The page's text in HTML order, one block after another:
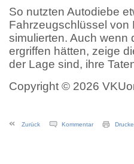
So nutzten Autodiebe
Fahrzeugschlüssel von
simulierten. Auch wenn
ergriffen hätten, zeige
der Lage sind, ihre
Copyright © 2026
Zurück Kommentar